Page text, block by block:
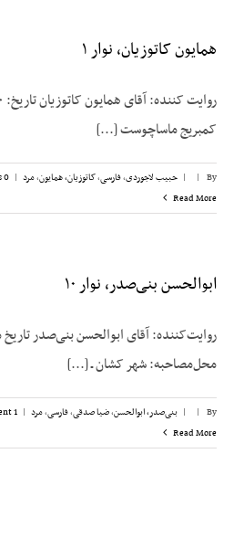
همایون کاتوزیان، نوار ۱
کمبریج ماساچوست [...]
By
|
| حبیب لاجوردی,فارسی,کاتوزیان، همایون,مرد |
0 Comments
Read More
ابوالحسن بنی‌صدر، نوار ۱۰
محل‌مصاحبه: شهر کشان ـ [...]
By
|
| بنی‌صدر، ابوالحسن,ضیا صدقی,فارسی,مرد |
1 Comment
Read More